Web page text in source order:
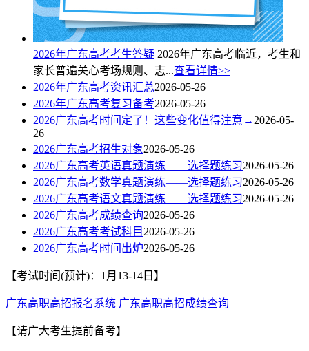
2026年广东高考考生答疑 2026年广东高考临近，考生和
家长普遍关心考场规则、志...查看详情>>
2026年广东高考资讯汇总2026-05-26
2026年广东高考复习备考2026-05-26
2026广东高考时间定了！这些变化值得注意→ 2026-05-
26
2026广东高考招生对象2026-05-26
2026广东高考英语真题演练——选择题练习2026-05-26
2026广东高考数学真题演练——选择题练习2026-05-26
2026广东高考语文真题演练——选择题练习2026-05-26
2026广东高考成绩查询2026-05-26
2026广东高考考试科目 2026-05-26
2026广东高考时间出炉2026-05-26
【考试时间(预计)：1月13-14日】
广东高职高招报名系统 广东高职高招成绩查询
【请广大考生提前备考】